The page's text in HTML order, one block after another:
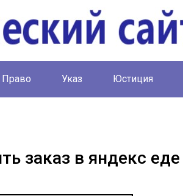
Право Указ Юстиция
заказ в яндекс еде